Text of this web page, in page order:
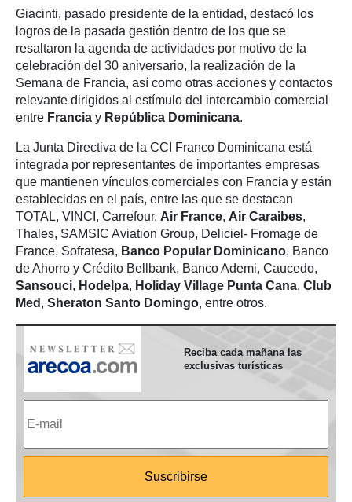
Giacinti, pasado presidente de la entidad, destacó los
logros de la pasada gestión dentro de los que se
resaltaron la agenda de actividades por motivo de la
celebración del 30 aniversario, la realización de la
Semana de Francia, así como otras acciones y contactos
relevante dirigidos al estímulo del intercambio comercial
entre Francia y República Dominicana.
La Junta Directiva de la CCI Franco Dominicana está
integrada por representantes de importantes empresas
que mantienen vínculos comerciales con Francia y están
establecidas en el país, entre las que se destacan
TOTAL, VINCI, Carrefour, Air France, Air Caraibes,
Thales, SAMSIC Aviation Group, Deliciel- Fromage de
France, Sofratesa, Banco Popular Dominicano, Banco
de Ahorro y Crédito Bellbank, Banco Ademi, Caucedo,
Sansouci, Hodelpa, Holiday Village Punta Cana, Club
Med , Sheraton Santo Domingo, entre otros.
Reciba cada mañana las
exclusivas turísticas